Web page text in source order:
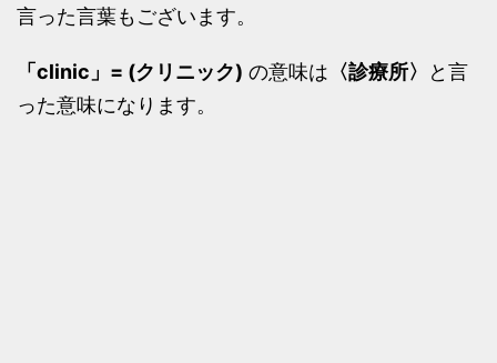
言った言葉もございます。
「clinic」= (クリニック) の意味は 〈診療所〉
と言
った意味になります。